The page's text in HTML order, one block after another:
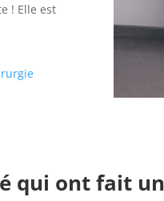
! Elle est
qui ont fait